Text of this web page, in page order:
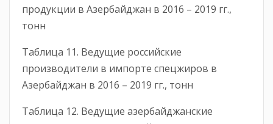
продукции в Азербайджан в 2016 – 2019 гг.,
тонн
Таблица 11. Ведущие российские
производители в импорте спецжиров в
Азербайджан в 2016 – 2019 гг., тонн
Таблица 12. Ведущие азербайджанские